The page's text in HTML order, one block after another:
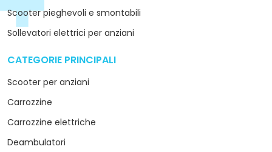
Scooter pieghevoli e smontabili
Sollevatori elettrici per anziani
CATEGORIE PRINCIPALI
Scooter per anziani
Carrozzine
Carrozzine elettriche
Deambulatori